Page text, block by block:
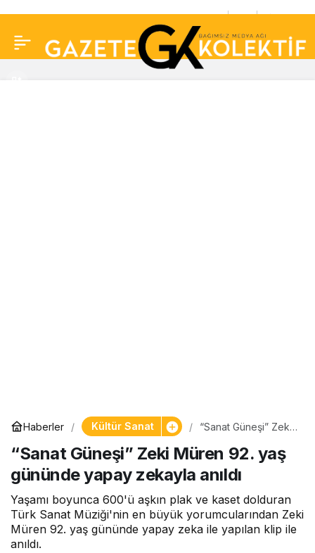
Haberler Kültür Sanat
“Sanat Güneşi” Zeki
gününde yapay
zekayla anıldı
“Sanat Güneşi” Zeki Müren 92. yaş
gününde yapay zekayla anıldı
Yaşamı boyunca 600'ü aşkın plak ve kaset dolduran
Türk Sanat Müziği'nin en büyük yorumcularından Zeki
Müren 92. yaş gününde yapay zeka ile yapılan klip ile
anıldı.
tanıtıldı